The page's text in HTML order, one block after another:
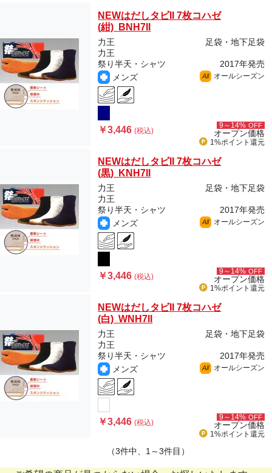
NEWはだしタビII 7枚コハゼ
(紺) BNH7II
力王
足袋・地下足袋
力王
祭り半天・シャツ
2017年発売
メンズ
All オールシーズン
￥3,446(税込)
9～14% OFF
オープン価格
1%ポイント 還元
NEWはだしタビII 7枚コハゼ
(黒) KNH7II
力王
足袋・地下足袋
力王
祭り半天・シャツ
2017年発売
メンズ
All オールシーズン
￥3,446(税込)
9～14% OFF
オープン価格
1%ポイント 還元
NEWはだしタビII 7枚コハゼ
(白) WNH7II
力王
足袋・地下足袋
力王
祭り半天・シャツ
2017年発売
メンズ
All オールシーズン
￥3,446(税込)
9～14% OFF
オープン価格
1%ポイント 還元
（3件中、1～3件目）